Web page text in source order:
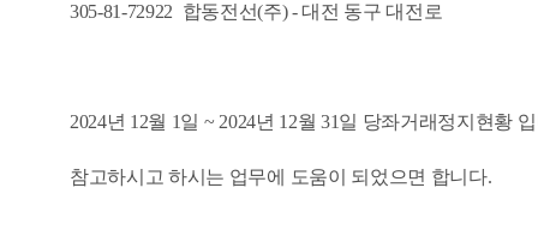
305-81-72922 합동전선(주) - 대전 동구 대전로
2024년 12월 1일 ~ 2024년 12월 31일 당좌거래정지현황
참고하시고 하시는 업무에 도움이 되었으면 합니다.